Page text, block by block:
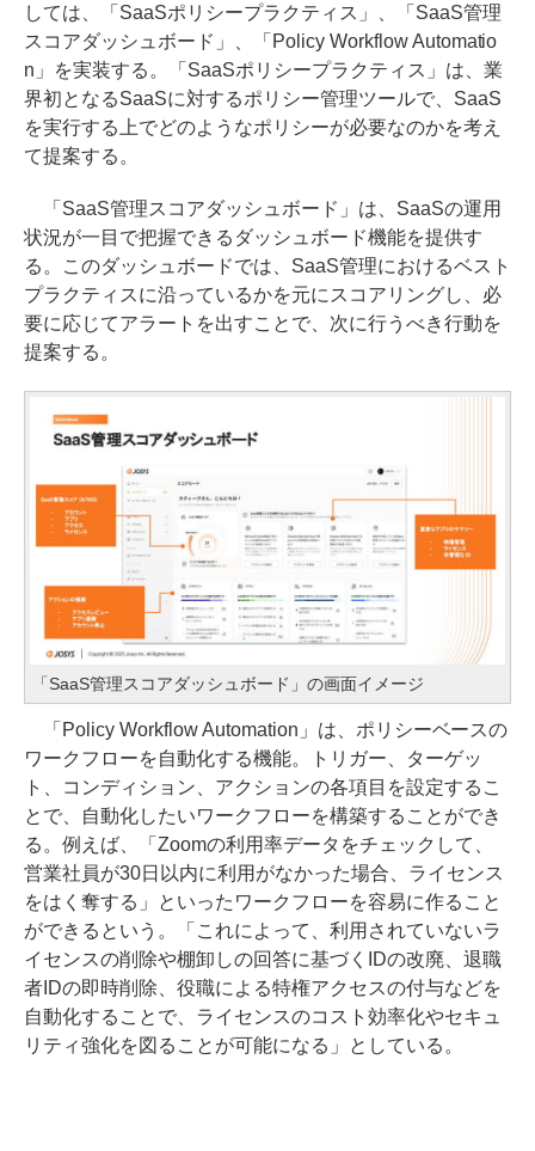
しては、「SaaSポリシープラクティス」、「SaaS管理
スコアダッシュボード」、「Policy Workflow Automatio
n」を実装する。「SaaSポリシープラクティス」は、業
界初となるSaaSに対するポリシー管理ツールで、SaaS
を実行する上でどのようなポリシーが必要なのかを考え
て提案する。
「SaaS管理スコアダッシュボード」は、SaaSの運用
状況が一目で把握できるダッシュボード機能を提供す
る。このダッシュボードでは、SaaS管理におけるベスト
プラクティスに沿っているかを元にスコアリングし、必
要に応じてアラートを出すことで、次に行うべき行動を
提案する。
「SaaS管理スコアダッシュボード」の画面イメージ
「Policy Workflow Automation」は、ポリシーベースの
ワークフローを自動化する機能。トリガー、ターゲッ
ト、コンディション、アクションの各項目を設定するこ
とで、自動化したいワークフローを構築することができ
る。例えば、「Zoomの利用率データをチェックして、
営業社員が30日以内に利用がなかった場合、ライセンス
をはく奪する」といったワークフローを容易に作ること
ができるという。「これによって、利用されていないラ
イセンスの削除や棚卸しの回答に基づくIDの改廃、退職
者IDの即時削除、役職による特権アクセスの付与などを
自動化することで、ライセンスのコスト効率化やセキュ
リティ強化を図ることが可能になる」としている。